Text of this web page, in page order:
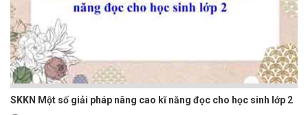
SKKN Một số giải pháp nâng cao kĩ năng đọc cho học sinh lớp 2